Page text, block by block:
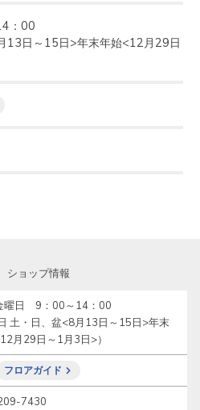
：00
13日～15日>年末年始<12月29日
ショップ情報
曜日　9：00～14：00
土・日、盆<8月13日～15日>年末
月29日～1月3日>）
フロアガイド
7430